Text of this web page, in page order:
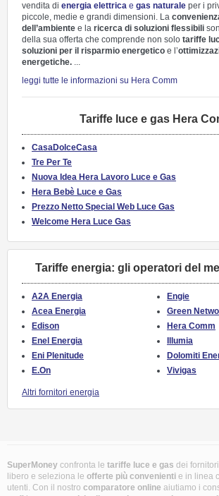
vendita di energia elettrica e gas naturale per i
piccole, medie e grandi dimensioni. La
dell’ambiente e la ricerca di soluzioni flessibili
della sua offerta che comprende non solo tariffe
soluzioni per il risparmio energetico e l’
energetiche. ...
leggi tutte le informazioni su Hera Comm
Tariffe luce e gas Hera
CasaDolceCasa
Tre Per Te
Nuova Idea Hera Lavoro Luce e Gas
Hera Bebè Luce e Gas
Prezzo Netto Special Web Luce Gas
Welcome Hera Luce Gas
Tariffe energia: gli operatori del
A2A Energia
Acea Energia
Edison
Enel Energia
Eni Plenitude
E.On
Engie
Green
Hera Comm
Illumia
Dolomiti
Vivigas
Altri fornitori energia
SuperMoney confronta le tariffe luce e gas dei
libero e seleziona le offerte più convenienti e in linea
utenti. Con il nostro comparatore online aiutiamo i